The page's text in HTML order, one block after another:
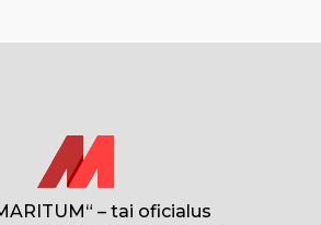
– tai oficialus